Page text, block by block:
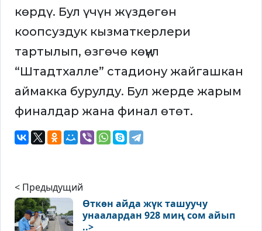
көрдү. Бул үчүн жүздөгөн
коопсуздук кызматкерлери
тартылып, өзгөчө көңүл
“Штадтхалле” стадиону жайгашкан
аймакка бурулду. Бул жерде жарым
финалдар жана финал өтөт.
< Предыдущий
Өткөн айда жүк ташуучу
унаалардан 928 миң сом айып
..>